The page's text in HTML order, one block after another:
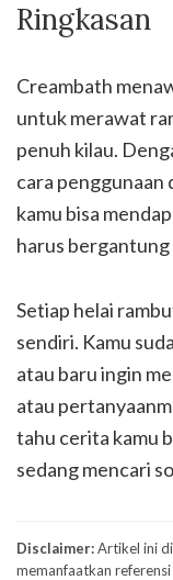
Ringkasan
Creambath
untuk merawat
penuh kilau.
cara penggunaan
kamu bisa
harus bergantung
Setiap helai
sendiri. Kamu
atau baru ingin
atau
tahu cerita kamu
sedang mencari
Disclaimer:Artikel ini
memanfaatkan